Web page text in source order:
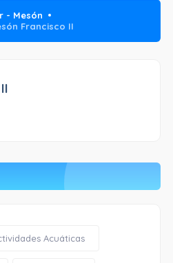
- Mesón
Francisco II
Acuáticas